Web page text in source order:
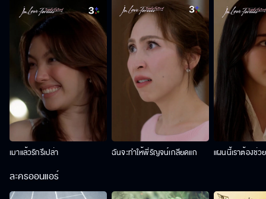
เมาแล้วรักรึเปล่า ฉันจะทำให้พี่รัญจน์เกลียดแก แผนนี้เราต้องช่ว
ละครออนแอร์